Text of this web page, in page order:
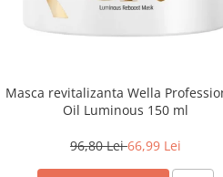
Masca revitalizanta Wella
Oil Luminous 150 ml
96,80 Lei66,99 Lei